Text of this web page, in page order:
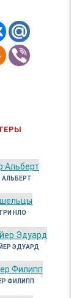
АЛЬБЕРТ
НЛО
ЭДУАРД
ФИЛИПП